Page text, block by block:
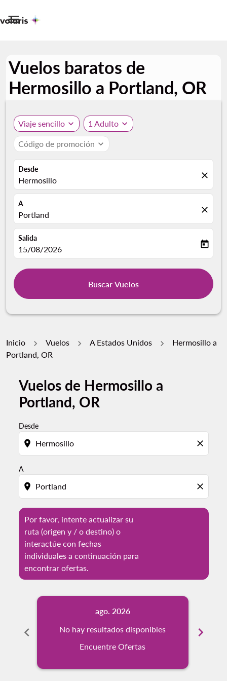

Vuelos baratos de
Hermosillo a Portland, OR
Viaje sencillo expand_more 1 Adulto expand_more
Código de promoción expand_more
Desde
Hermosillo close
A
Portland close
Salida
fc-booking-departure-date-aria-label
15/08/2026 today
Buscar Vuelos
Inicio Vuelos A Estados Unidos
Hermosillo a
Portland, OR
Vuelos de Hermosillo a
Portland, OR
Desde
location_on close
A
location_on close
Por favor, intente actualizar su
ruta (origen y / o destino) o
interactúe con fechas
individuales a continuación para
encontrar ofertas.
Por favor, intente actualizar su ruta (origen y / o
chevron_left
ago. 2026
No hay resultados disponibles
Encuentre Ofertas
chevron_right